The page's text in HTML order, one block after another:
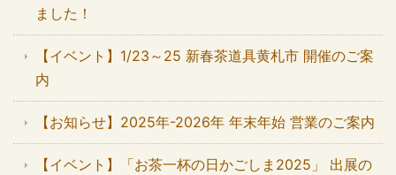
ました！
【イベント】1/23～25 新春茶道具黄札市 開催のご案
内
【お知らせ】2025年-2026年 年末年始 営業のご案内
【イベント】「お茶一杯の日かごしま2025」 出展の